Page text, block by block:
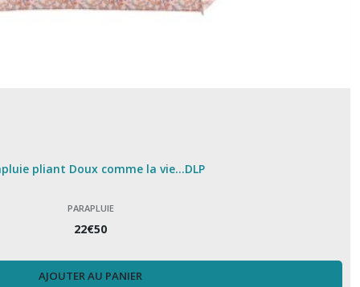
pliant Doux comme la vie...DLP
PARAPLUIE
22€50
AJOUTER AU PANIER